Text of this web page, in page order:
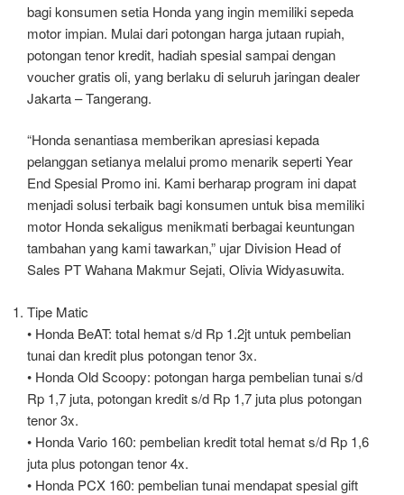
bagi konsumen setia Honda yang ingin memiliki sepeda
motor impian. Mulai dari potongan harga jutaan rupiah,
potongan tenor kredit, hadiah spesial sampai dengan
voucher gratis oli, yang berlaku di seluruh jaringan dealer
Jakarta – Tangerang.
“Honda senantiasa memberikan apresiasi kepada
pelanggan setianya melalui promo menarik seperti Year
End Spesial Promo ini. Kami berharap program ini dapat
menjadi solusi terbaik bagi konsumen untuk bisa memiliki
motor Honda sekaligus menikmati berbagai keuntungan
tambahan yang kami tawarkan,” ujar Division Head of
Sales PT Wahana Makmur Sejati, Olivia Widyasuwita.
Tipe Matic
• Honda BeAT: total hemat s/d Rp 1.2jt untuk pembelian
tunai dan kredit plus potongan tenor 3x.
• Honda Old Scoopy: potongan harga pembelian tunai s/d
Rp 1,7 juta, potongan kredit s/d Rp 1,7 juta plus potongan
tenor 3x.
• Honda Vario 160: pembelian kredit total hemat s/d Rp 1,6
juta plus potongan tenor 4x.
• Honda PCX 160: pembelian tunai mendapat spesial gift